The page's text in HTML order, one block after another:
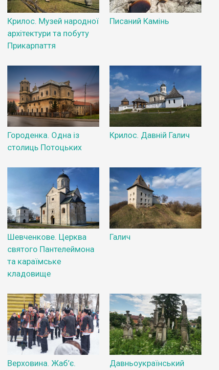
Крилос. Музей народної
архітектури та побуту
Прикарпаття
Писаний Камінь
Городенка. Одна із
столиць Потоцьких
Крилос. Давній Галич
Шевченкове. Церква
святого Пантелеймона
та караїмське
кладовище
Галич
Верховина. Жаб’є.
Давньоукраїнський